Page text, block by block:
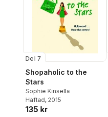
Del 7
Shopaholic to the
Stars
Sophie Kinsella
Häftad, 2015
135 kr